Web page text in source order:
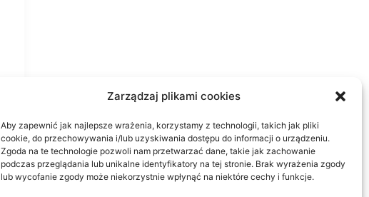
Zarządzaj plikami cookies
Aby zapewnić jak najlepsze wrażenia, korzystamy z technologii, takich jak pliki
cookie, do przechowywania i/lub uzyskiwania dostępu do informacji o urządzeniu.
Zgoda na te technologie pozwoli nam przetwarzać dane, takie jak zachowanie
podczas przeglądania lub unikalne identyfikatory na tej stronie. Brak wyrażenia zgody
lub wycofanie zgody może niekorzystnie wpłynąć na niektóre cechy i funkcje.